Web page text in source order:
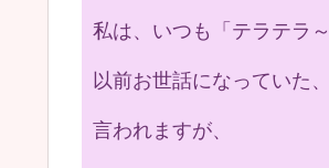
私は、いつも「テラテラ
以前お世話になっていた
言われますが、